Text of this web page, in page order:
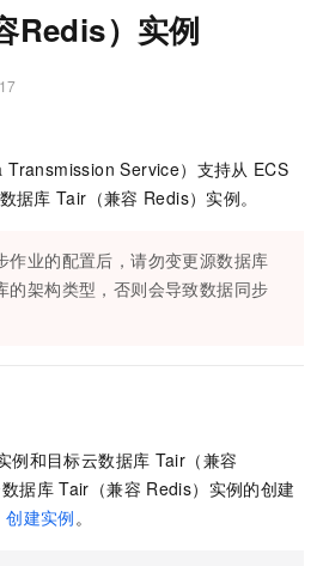
Redis）实例
Transmission Service）支持从 ECS
据库 Tair（兼容 Redis） 实例。
作业的配置后，请勿变更源数据库
的架构类型，否则会导致数据同步
例和目标云数据库 Tair（兼容
据库 Tair（兼容 Redis） 实例的创建
创建实例。